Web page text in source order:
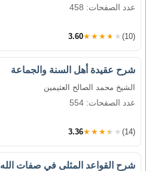
عدد الصفحات: 458
3.60★★★★★ (10)
شرح عقيدة أهل السنة والجماعة
الشيخ محمد الصالح العثيمين
عدد الصفحات: 554
3.36★★★★★ (14)
شرح القواعد المثلى في صفات الله